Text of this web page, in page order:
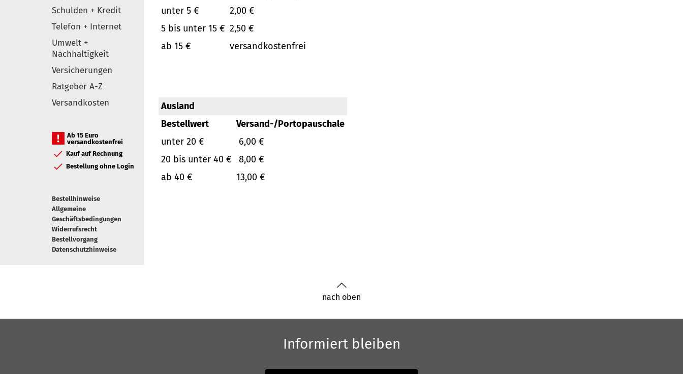
Schulden + Kredit
Telefon + Internet
Umwelt +
Nachhaltigkeit
Versicherungen
Ratgeber A-Z
Versandkosten
Ab 15 Euro
versandkostenfrei
Kauf auf Rechnung
Bestellung ohne Login
Bestellhinweise
Allgemeine
Geschäftsbedingungen
Widerrufsrecht
Bestellvorgang
Datenschutzhinweise
unter 5 €
2,00 €
5 bis unter 15 € 2,50 €
ab 15 €
versandkostenfrei
Ausland
Bestellwert
Versand-/Portopauschale
unter 20 €
6,00 €
20 bis unter 40 €
8,00 €
ab 40 €
13,00 €
nach oben
Informiert bleiben